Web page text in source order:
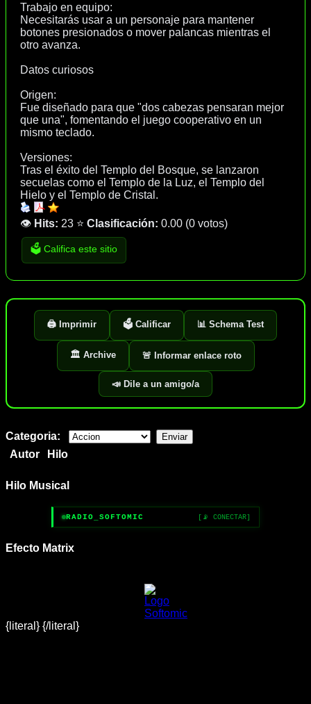
Trabajo en equipo:
Necesitarás usar a un personaje para mantener
botones presionados o mover palancas mientras el
otro avanza.
Datos curiosos
Origen:
Fue diseñado para que "dos cabezas pensaran mejor
que una", fomentando el juego cooperativo en un
mismo teclado.
Versiones:
Tras el éxito del Templo del Bosque, se lanzaron
secuelas como el Templo de la Luz, el Templo del
Hielo y el Templo de Cristal.
👁️ Hits: 23 ⭐ Clasificación: 0.00 (0 votos)
🗳️ Califica este sitio
🖨️ Imprimir 🗳️ Calificar 📊 Schema Test
🏛️ Archive 🚨 Informar enlace roto
📣 Dile a un amigo/a
Categoria:
Autor
Hilo
Hilo Musical
RADIO_SOFTOMIC [📡 CONECTAR]
Efecto Matrix
{literal} {/literal}